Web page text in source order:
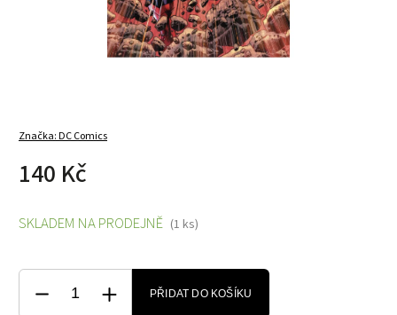
Značka:DC Comics
140 Kč
SKLADEM NA PRODEJNĚ (1 ks)
PŘIDAT DO KOŠÍKU